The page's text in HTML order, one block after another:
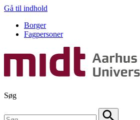
Gå til indhold
Borger
Fagpersoner
Søg